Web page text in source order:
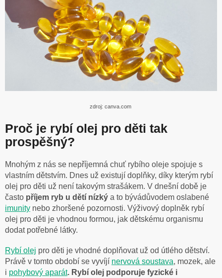
zdroj: canva.com
Proč je rybí olej pro děti tak
prospěšný?
Mnohým z nás se nepříjemná chuť rybího oleje spojuje s
vlastním dětstvím. Dnes už existují doplňky, díky kterým rybí
olej pro děti už není takovým strašákem. V dnešní době je
často příjem ryb u dětí nízký a to bývádůvodem oslabené
imunity nebo zhoršené pozornosti. Výživový doplněk rybí
olej pro děti je vhodnou formou, jak dětskému organismu
dodat potřebné látky.
Rybí olej pro děti je vhodné doplňovat už od útlého dětství.
Právě v tomto období se vyvíjí nervová soustava, mozek, ale
i pohybový aparát. Rybí olej podporuje fyzické i